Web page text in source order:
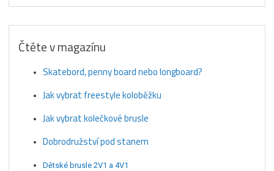
Čtěte v magazínu
Skatebord, penny board nebo longboard?
Jak vybrat freestyle koloběžku
Jak vybrat kolečkové brusle
Dobrodružství pod stanem
Dětské brusle 2V1 a 4V1